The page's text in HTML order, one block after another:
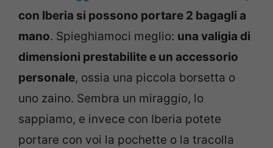
con Iberia si possono portare 2 bagagli a
mano. Spieghiamoci meglio: una valigia di
dimensioni prestabilite e un accessorio
personale, ossia una piccola borsetta o
uno zaino. Sembra un miraggio, lo
sappiamo, e invece con Iberia potete
portare con voi la pochette o la tracolla